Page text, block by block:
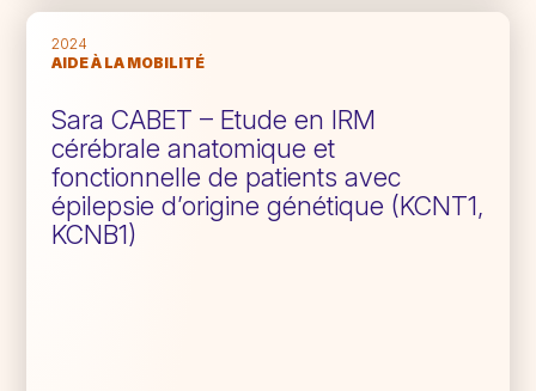
2024
AIDE À LA MOBILITÉ
Sara CABET – Etude en IRM
cérébrale anatomique et
fonctionnelle de patients avec
épilepsie d’origine génétique (KCNT1,
KCNB1)